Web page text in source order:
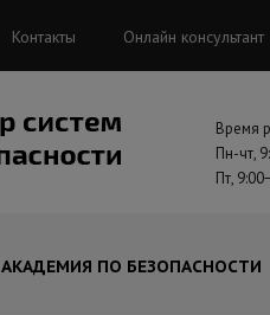
Контакты Онлайн консультант
Время
Пн-чт,
Пт,
АКАДЕМИЯ ПО БЕЗОПАСНОСТИ